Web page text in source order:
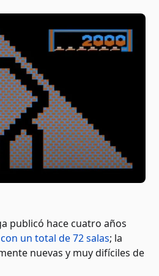
publicó hace cuatro años
un total de 72 salas; la
nuevas y muy difíciles de